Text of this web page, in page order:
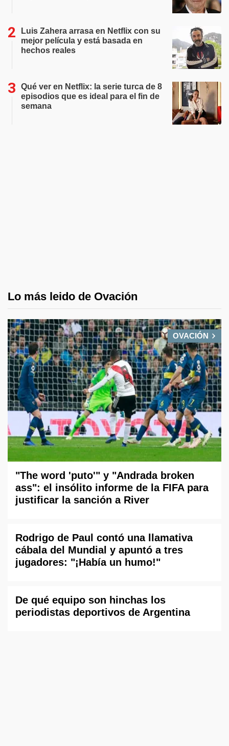
Luis Zahera arrasa en Netflix con su
mejor película y está basada en
hechos reales
Qué ver en Netflix: la serie turca de 8
episodios que es ideal para el fin de
semana
Lo más leido de Ovación
OVACIÓN
"The word 'puto'" y "Andrada broken
ass": el insólito informe de la FIFA para
justificar la sanción a River
Rodrigo de Paul contó una llamativa
cábala del Mundial y apuntó a tres
jugadores: "¡Había un humo!"
De qué equipo son hinchas los
periodistas deportivos de Argentina